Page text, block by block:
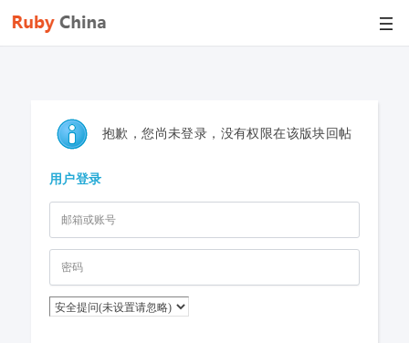
抱歉，您尚未登录，没有权限在该版块回帖
用户登录